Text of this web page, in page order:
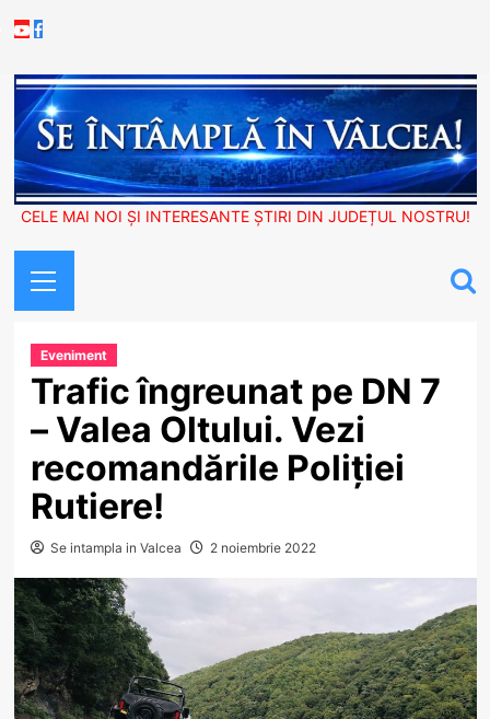
to
Youtube
Facebook
CELE MAI NOI ȘI INTERESANTE ȘTIRI DIN JUDEȚUL NOSTRU!
Menu
Eveniment
Trafic îngreunat pe DN 7
– Valea Oltului. Vezi
recomandările Poliției
Rutiere!
Se intampla in Valcea 2 noiembrie 2022